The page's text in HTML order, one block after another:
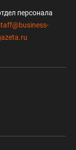
персонала